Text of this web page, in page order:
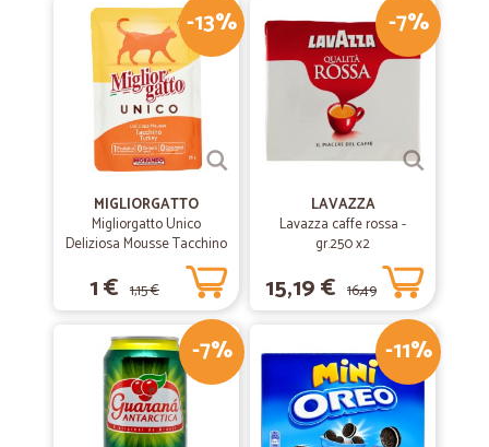
-13%
MIGLIORGATTO
Migliorgatto Unico
Deliziosa Mousse Tacchino
1 € 1,15 €
-7%
LAVAZZA
Lavazza caffe rossa -
gr.250 x2
15,19 € 16,49
€
-7% -11%